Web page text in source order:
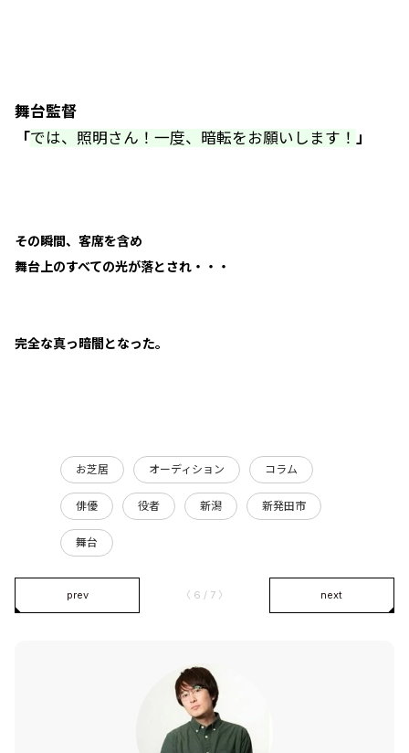
舞台監督
「では、照明さん！一度、暗転をお願いします！ 」
その瞬間、客席を含め
舞台上のすべての光が落とされ・・・
完全な真っ暗闇となった。
お芝居 オーディション コラム
俳優 役者 新潟 新発田市
舞台
prev 〈 6 / 7 〉 next